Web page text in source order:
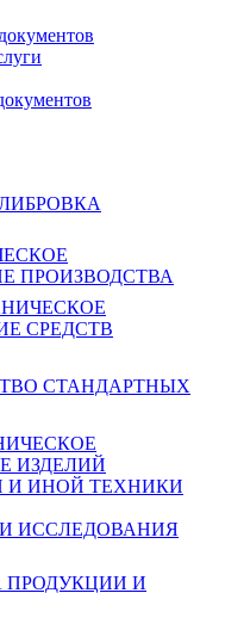
ПРОИЗВОДСТВА
СРЕДСТВ
СТАНДАРТНЫХ
ИЗДЕЛИЙ
ИНОЙ ТЕХНИКИ
ИССЛЕДОВАНИЯ
ПРОДУКЦИИ И